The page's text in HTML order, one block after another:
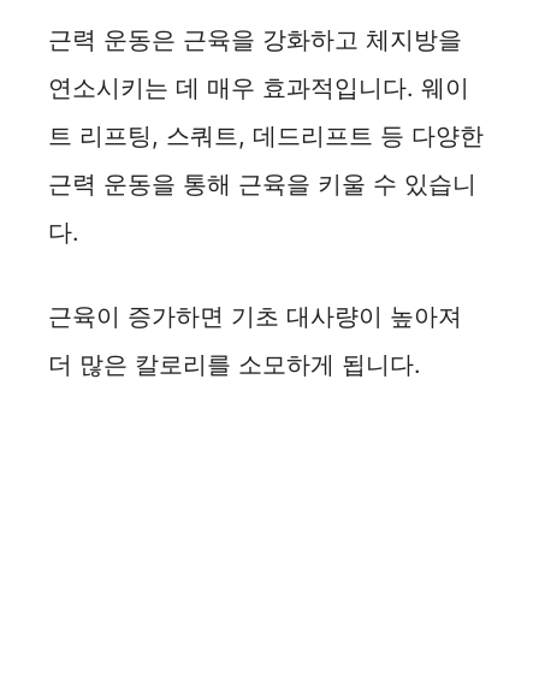
근력 운동은 근육을 강화하고 체지방을
연소시키는 데 매우 효과적입니다. 웨이
트 리프팅, 스쿼트, 데드리프트 등 다양한
근력 운동을 통해 근육을 키울 수 있습니
다.
근육이 증가하면 기초 대사량이 높아져
더 많은 칼로리를 소모하게 됩니다.